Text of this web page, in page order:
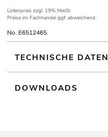
Listenpreis zzgl. 19% MwSt.
Preise im Fachhandel ggf. abweichend.
No. E6512465
TECHNISCHE DATEN
DOWNLOADS